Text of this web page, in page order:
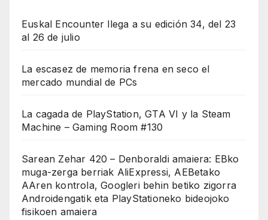
Euskal Encounter llega a su edición 34, del 23
al 26 de julio
La escasez de memoria frena en seco el
mercado mundial de PCs
La cagada de PlayStation, GTA VI y la Steam
Machine – Gaming Room #130
Sarean Zehar 420 – Denboraldi amaiera: EBko
muga-zerga berriak AliExpressi, AEBetako
AAren kontrola, Googleri behin betiko zigorra
Androidengatik eta PlayStationeko bideojoko
fisikoen amaiera